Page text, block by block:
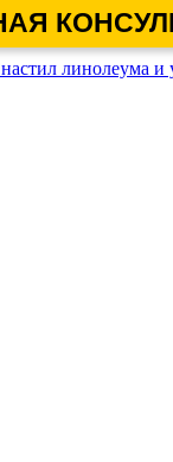
линолеума и